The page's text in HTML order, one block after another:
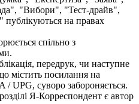
"Вибори", "Тест-драйв",
на правах
спільно з
передрук, чи наступне
містить посилання на
/ UPG, суворо забороняється.
Я-Корреспондент є автор